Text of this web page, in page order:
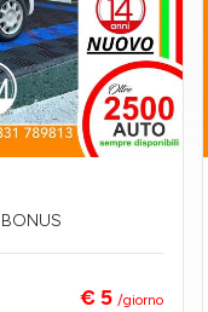
€ 5 /giorno